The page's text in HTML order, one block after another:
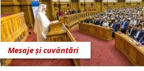
Mesaje și cuvântări